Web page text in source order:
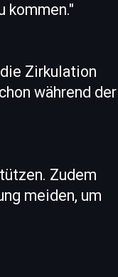
kommen."
Zirkulation
während der
Zudem
meiden, um